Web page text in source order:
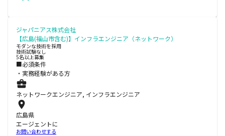
ジャパニアス株式会社
【広島(福山市含む)】インフラエンジニア（ネットワーク）
モダンな技術を採用
技術試験なし
5名以上募集
■必須条件
・実務経験がある方
ネットワークエンジニア, インフラエンジニア
広島県
エージェントに
お問い合わせする